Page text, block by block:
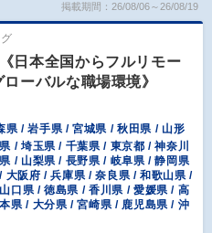
掲載期間：26/08/06～26/08/19
日本全国からフルリモー
ーバルな職場環境》
県 / 岩手県 / 宮城県 / 秋田県 / 山形
/ 埼玉県 / 千葉県 / 東京都 / 神奈川
/ 山梨県 / 長野県 / 岐阜県 / 静岡県
阪府 / 兵庫県 / 奈良県 / 和歌山県 /
口県 / 徳島県 / 香川県 / 愛媛県 / 高
県 / 大分県 / 宮崎県 / 鹿児島県 / 沖